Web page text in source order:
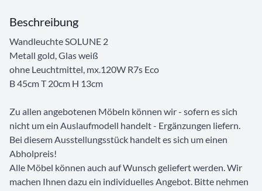
Beschreibung
Wandleuchte SOLUNE 2
Metall gold, Glas weiß
ohne Leuchtmittel, mx.120W R7s Eco
B 45cm T 20cm H 13cm
Zu allen angebotenen Möbeln können wir - sofern es sich
nicht um ein Auslaufmodell handelt - Ergänzungen liefern.
Bei diesem Ausstellungsstück handelt es sich um einen
Abholpreis!
Alle Möbel können auch auf Wunsch geliefert werden. Wir
machen Ihnen dazu ein individuelles Angebot. Bitte nehmen